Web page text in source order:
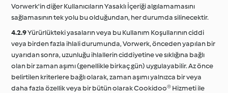
Vorwerk'in diğer Kullanıcıların Yasaklı İçeriği algılamamasını
sağlamasının tek yolu bu olduğundan, her durumda silinecektir.
4.2.9Yürürlükteki yasaların veya bu Kullanım Koşullarının ciddi
veya birden fazla ihlali durumunda, Vorwerk, önceden yapılan bir
uyarıdan sonra, uzunluğu ihlallerin ciddiyetine ve sıklığına bağlı
olan bir zaman aşımı (genellikle birkaç gün) uygulayabilir. Az önce
belirtilen kriterlere bağlı olarak, zaman aşımı yalnızca bir veya
daha fazla özellik veya bir bütün olarak Cookidoo® Hizmeti ile